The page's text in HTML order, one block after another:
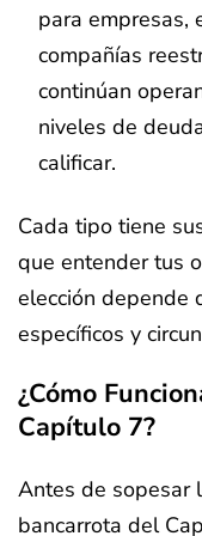
para empresas,
compañías
continúan
niveles de
calificar.
Cada tipo tiene
que entender tus
elección depende
específicos y
¿Cómo
Capítulo 7?
Antes de sopesar
bancarrota del